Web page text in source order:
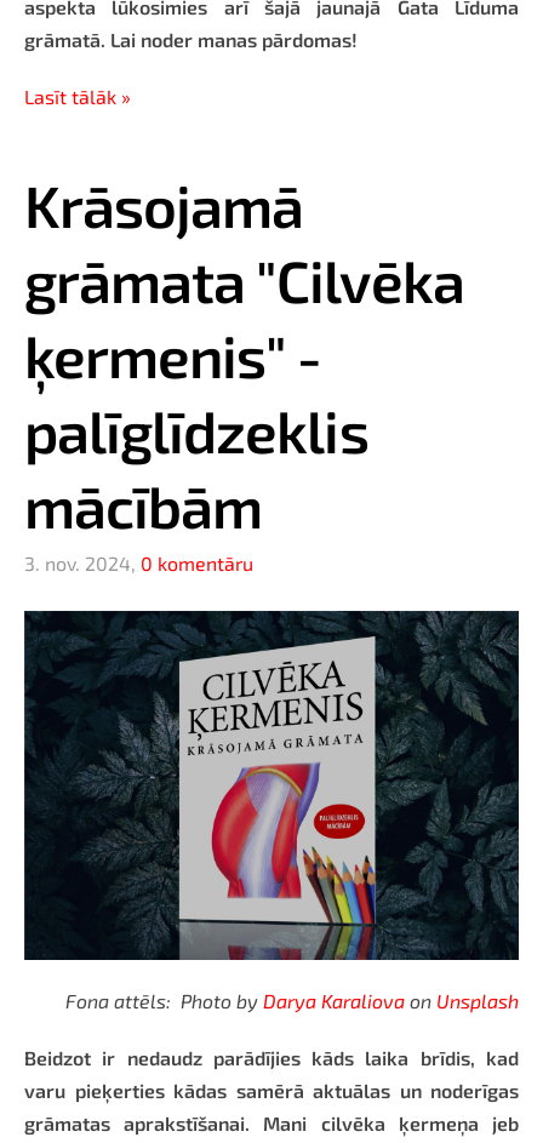
aspekta lūkosimies arī šajā jaunajā Gata Līduma
grāmatā. Lai noder manas pārdomas!
Lasīt tālāk »
Krāsojamā
grāmata "Cilvēka
ķermenis" -
palīglīdzeklis
mācībām
3. nov. 2024, 0 komentāru
Fona attēls: Photo by Darya Karaliova on Unsplash
Beidzot ir nedaudz parādījies kāds laika brīdis, kad
varu pieķerties kādas samērā aktuālas un noderīgas
grāmatas aprakstīšanai. Mani cilvēka ķermeņa jeb